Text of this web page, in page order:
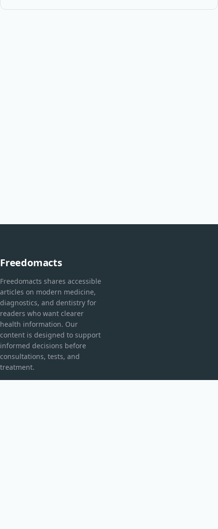
Freedomacts
Freedomacts shares accessible
articles on modern medicine,
diagnostics, and dentistry for
readers who want clearer
health information. Our
content is designed to support
informed decisions before
consultations, tests, and
treatment.